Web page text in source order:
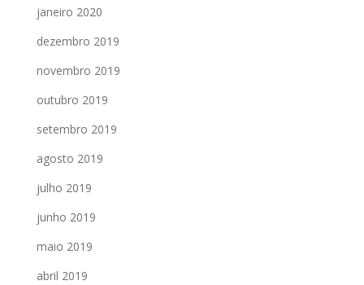
janeiro 2020
dezembro 2019
novembro 2019
outubro 2019
setembro 2019
agosto 2019
julho 2019
junho 2019
maio 2019
abril 2019